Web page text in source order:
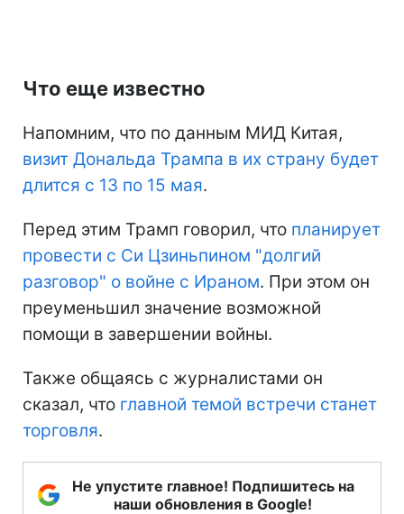
Что еще известно
Напомним, что по данным МИД Китая,
визит Дональда Трампа в их страну будет
длится с 13 по 15 мая.
Перед этим Трамп говорил, что планирует
провести с Си Цзиньпином "долгий
разговор" о войне с Ираном. При этом он
преуменьшил значение возможной
помощи в завершении войны.
Также общаясь с журналистами он
сказал, что главной темой встречи станет
торговля.
Не упустите главное! Подпишитесь на
наши обновления в Google!